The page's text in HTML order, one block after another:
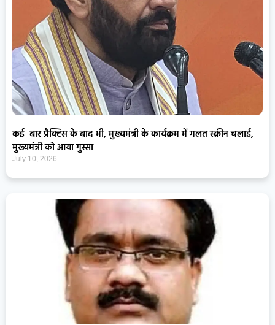
कई बार प्रैक्टिस के बाद भी, मुख्यमंत्री के कार्यक्रम में गलत स्क्रीन चलाई,
मुख्यमंत्री को आया गुस्सा
July 10, 2026